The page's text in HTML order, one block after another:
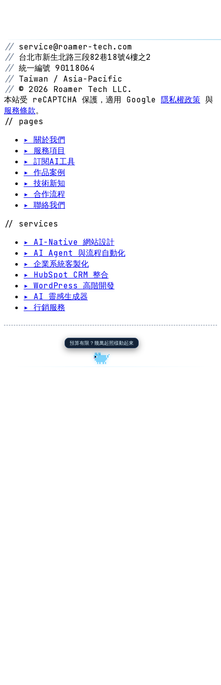
// service@roamer-tech.com
// 台北市新生北路三段82巷18號4樓之2
// 統一編號 90118064
// Taiwan / Asia-Pacific
// © 2026 Roamer Tech LLC.
本站受 reCAPTCHA 保護，適用 Google 隱私權政策 與
服務條款。
// pages
▸ 關於我們
▸ 服務項目
▸ 訂閱AI工具
▸ 作品案例
▸ 技術新知
▸ 合作流程
▸ 聯絡我們
// services
▸ AI-Native 網站設計
▸ AI Agent 與流程自動化
▸ 企業系統客製化
▸ HubSpot CRM 整合
▸ WordPress 高階開發
▸ AI 靈感生成器
▸ 行銷服務
預算有限？幾萬起照樣動起來